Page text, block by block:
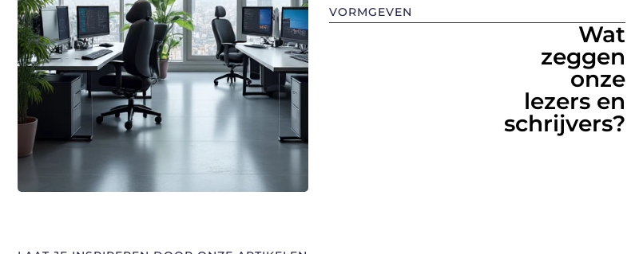
VORMGEVEN
Wat
zeggen
onze
lezers en
schrijvers?
MILA D.
redactielid
waarin ik echt mezelf
LENA W.
schrijfster